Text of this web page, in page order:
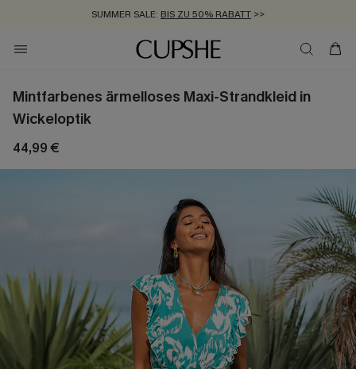
SUMMER SALE: BIS ZU 50% RABATT >>
ZUM NEWSLETTER:BIS ZU -20% EXTRA ERHALTEN
KOSTENLOSER VERSAND AB 89 €
Mintfarbenes ärmelloses Maxi-Strandkleid in
Wickeloptik
44,99 €